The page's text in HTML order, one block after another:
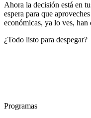
Ahora la decisión está en
espera para que
económicas, ya lo ves,
¿Todo listo para despegar?
Programas